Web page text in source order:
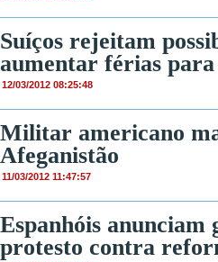
Suíços rejeitam
aumentar férias para
12/03/2012 08:25:48
Militar americano
Afeganistão
11/03/2012 11:47:57
Espanhóis anunciam
protesto contra